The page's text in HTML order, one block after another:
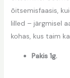
õitsemisfaasis,
lilled – järgmisel
kohas, kus taim
Pakis 1g.